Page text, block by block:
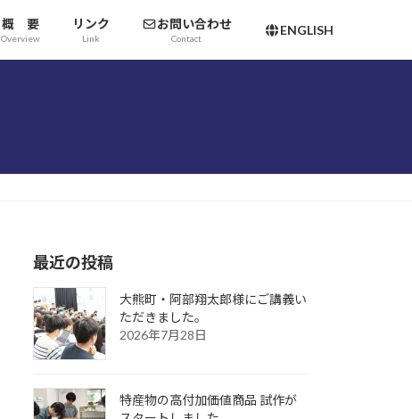
概 要
Overview
リンク
Link
お問い合わせ
Contact
ENGLISH
最近の投稿
大熊町・阿部翔太郎様にご講義い
ただきました。
2026年7月28日
特産物の高付加価値商品 試作が